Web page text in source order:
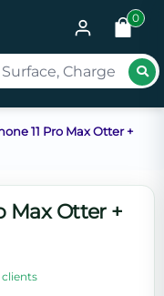
0
11 Pro Max Otter +
Max Otter +
clients